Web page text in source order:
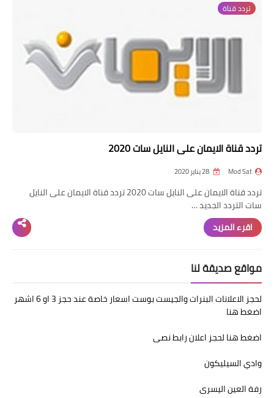
nilesat
ترددات النايل سات
تردد قناة
تردد قناة الايمان على النايل سات 2020
Mod Sat
تردد قناة الايمان على النايل سات 2020 تردد قناة الايمان على النايل
سات التردد الجديد …
اقرء المزيد
مواقع صديقة لنا
لحجز الاعلانات البنرات والجيست بوست اسعار خاصة عند حجز 3 او 6 اشهر
اضغط هنا
اضغط هنا لحجز اعلان رابط نصى
وادي السيليكون
رفة العين اليسرى